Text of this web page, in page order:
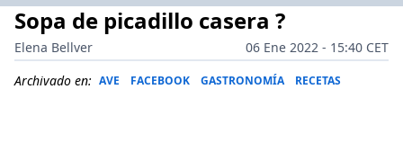
Sopa de picadillo casera ?
Elena Bellver
06 Ene 2022 - 15:40 CET
Archivado en: AVE FACEBOOK GASTRONOMÍA RECETAS